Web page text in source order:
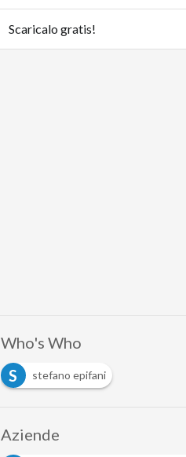
Scaricalo gratis!
Who's Who
S
stefano epifani
Aziende